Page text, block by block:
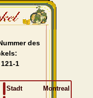
des
1
Stadt
Montreal